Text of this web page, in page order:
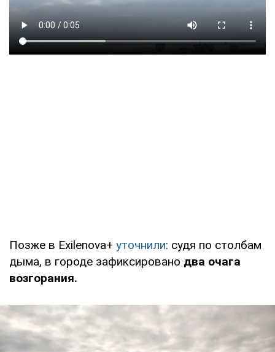
Позже в Exilenova+ уточнили: судя по столбам
дыма, в городе зафиксировано два очага
возгорания.